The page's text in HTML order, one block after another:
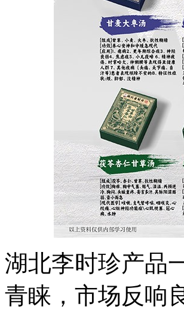
湖北李时珍产品
青睐，市场反响